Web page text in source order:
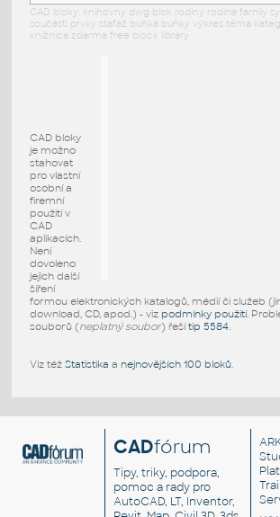
CAD bloky: knihovny dwg blok rodiny rodina family
součásti prvky stafáž buňka buňky výkres téma
knižnica zdarma free block library
CAD bloky
je možno
stahovat
pro vlastní
osobní a
firemní
použití v
CAD
aplikacích.
Není
dovoleno
jejich další
šíření
formou elektronických katalogů, médií či služeb
download, CD, apod.) - viz podmínky použití.
souborů (neplatný soubor) řešítip 5584.
Viz též Statistika a nejnovějších 100 bloků.
CADfórum
Tipy, triky, podpora,
pomoc a rady pro
AutoCAD, LT, Inventor,